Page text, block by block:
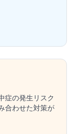
症の発生リスク
合わせた対策が